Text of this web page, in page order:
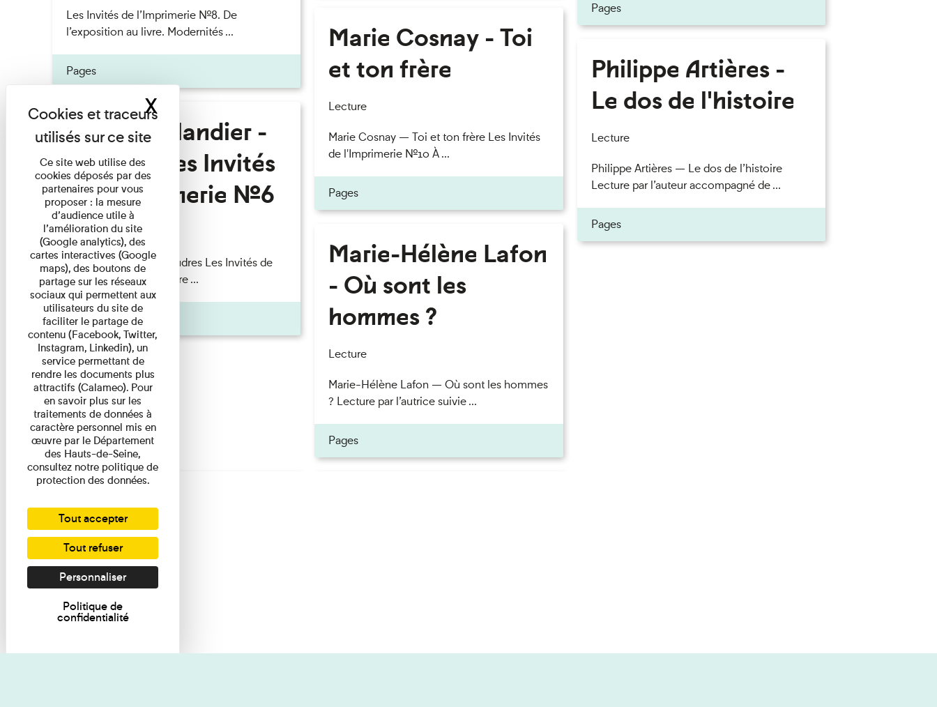
Les Invités de l’Imprimerie n°8. De
l’exposition au livre. Modernités ...
Pages
Fanny Taillandier -
Foudres Les Invités
de l’Imprimerie n°6
Lecture
Fanny Taillandier – Foudres Les Invités de
l’Imprimerie n°6 Lecture ...
Pages
Marie Cosnay - Toi
et ton frère
Lecture
Marie Cosnay — Toi et ton frère Les Invités
de l'Imprimerie n°10 À ...
Pages
Marie-Hélène Lafon
- Où sont les
hommes ?
Lecture
Marie-Hélène Lafon — Où sont les hommes
? Lecture par l’autrice suivie ...
Pages
Pages
Philippe Artières -
Le dos de l'histoire
Lecture
Philippe Artières — Le dos de l’histoire
Lecture par l’auteur accompagné de ...
Pages
Ce site web utilise des
cookies déposés par des
partenaires pour vous
proposer : la mesure
d’audience utile à
l’amélioration du site
(Google analytics), des
cartes interactives (Google
maps), des boutons de
partage sur les réseaux
sociaux qui permettent aux
utilisateurs du site de
faciliter le partage de
contenu (Facebook, Twitter,
Instagram, Linkedin), un
service permettant de
rendre les documents plus
attractifs (Calameo). Pour
en savoir plus sur les
traitements de données à
caractère personnel mis en
œuvre par le Département
des Hauts-de-Seine,
consultez notre politique de
protection des données.
Tout accepter
Tout refuser
Personnaliser
Politique de
confidentialité
XMasquer le bandeau des cookies